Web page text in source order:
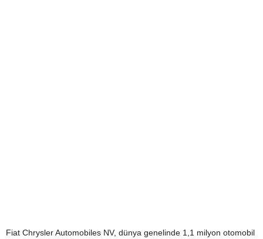
Fiat Chrysler Automobiles NV, dünya genelinde 1,1 milyon otomobil